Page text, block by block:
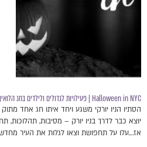
Halloween in NYC | פעילויות לגדולים ולילדים בחג הלואין בניו יורק
הסתיו הניו יורקי משגע ויחד איתו חג אחד מתוק
אז….עלו על תחפושת וצאו לגלות את העיר